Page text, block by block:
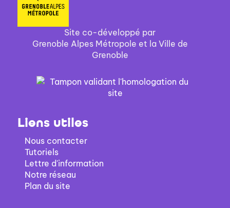
Site co-développé par
Grenoble Alpes Métropole et la Ville de
Grenoble
Liens utiles
Nous contacter
Tutoriels
Lettre d'information
Notre réseau
Plan du site